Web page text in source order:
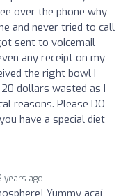
over the phone why
and never tried to call
sent to voicemail
any receipt on my
the right bowl I
dollars wasted as I
reasons. Please DO
have a special diet
years ago
Yummy açaí